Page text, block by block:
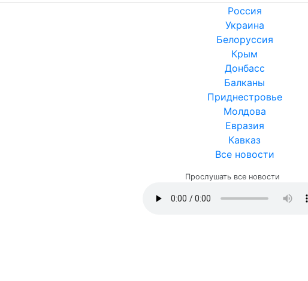
Россия
Украина
Белоруссия
Крым
Донбасс
Балканы
Приднестровье
Молдова
Евразия
Кавказ
Все новости
Прослушать все новости